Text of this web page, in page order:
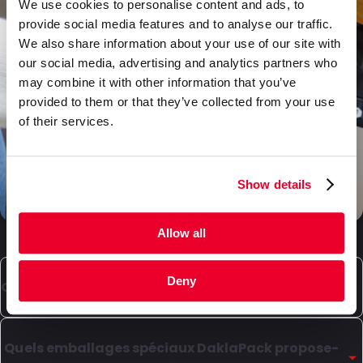
We use cookies to personalise content and ads, to
provide social media features and to analyse our traffic.
We also share information about your use of our site with
our social media, advertising and analytics partners who
may combine it with other information that you’ve
provided to them or that they’ve collected from your use
of their services.
Show details
Allow all
Deny
Quels types de boîtes DaklaPack peut-il fournir ?
Notre gamme de produits comprend des boîtes en
carton de haute qualité pour l'emballage et/ou
Quels emballages spéciaux DaklaPack propose-